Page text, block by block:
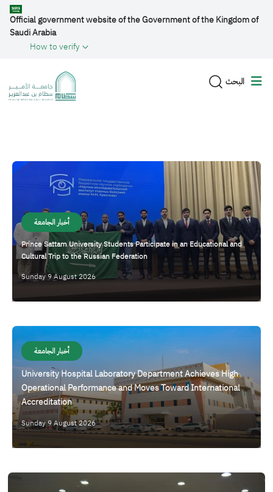
Skip to main content
Official government website of the Government of the Kingdom of
Saudi Arabia
How to verify
البحث
الصورة
أخبار الجامعة
Prince Sattam University Students Participate in an Educational and
Cultural Trip to the Russian Federation
Sunday 9 August 2026
الصورة
أخبار الجامعة
University Hospital Laboratory Department Achieves High
Operational Performance and Moves Toward International
Accreditation
Sunday 9 August 2026
الصورة